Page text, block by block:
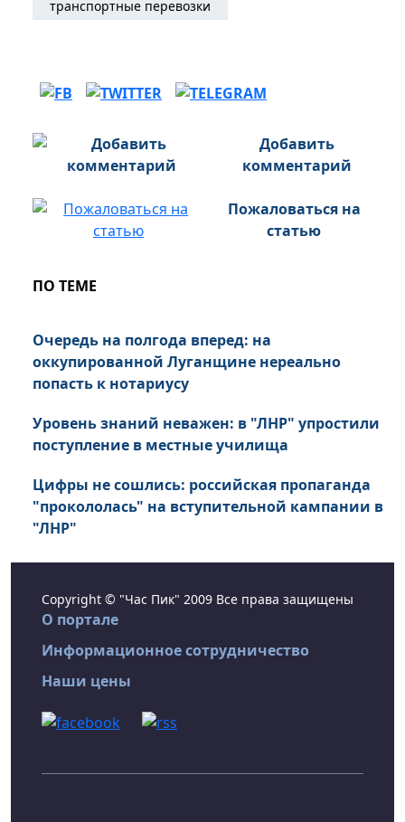
транспортные перевозки
Добавить
комментарий
Пожаловаться на
статью
ПО ТЕМЕ
Очередь на полгода вперед: на
оккупированной Луганщине нереально
попасть к нотариусу
Уровень знаний неважен: в "ЛНР" упростили
поступление в местные училища
Цифры не сошлись: российская пропаганда
"прокололась" на вступительной кампании в
"ЛНР"
Copyright © "Час Пик" 2009 Все права защищены
О портале
Информационное сотрудничество
Наши цены